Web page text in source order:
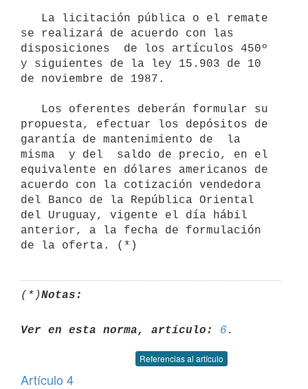
se realizará de acuerdo con las
disposiciones  de los artículos 450º
y siguientes de la ley 15.903 de 10
de noviembre de 1987.
propuesta, efectuar los depósitos de
garantía de mantenimiento de  la
misma  y del  saldo de precio, en el
equivalente en dólares americanos de
acuerdo con la cotización vendedora
del Banco de la República Oriental
del Uruguay, vigente el día hábil
anterior, a la fecha de formulación
(*)Notas:
Ver en esta norma, artículo: 6
Referencias al artículo
Artículo 4